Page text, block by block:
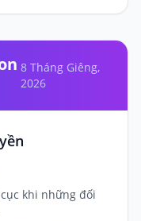
8 Tháng Giêng,
2026
khi những đối